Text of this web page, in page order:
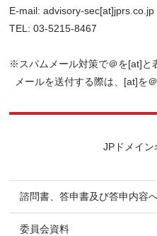
E-mail: advisory-sec[at]jprs.co.jp
TEL: 03-5215-8467
※スパムメール対策で＠を[at]と
メールを送付する際は、[at]を
JPドメイン
諮問書、答申書及び答申内容
委員会資料